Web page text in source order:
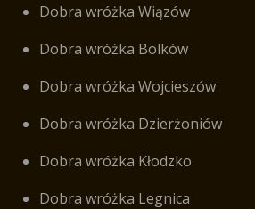
Dobra wróżka Wiązów
Dobra wróżka Bolków
Dobra wróżka Wojcieszów
Dobra wróżka Dzierżoniów
Dobra wróżka Kłodzko
Dobra wróżka Legnica